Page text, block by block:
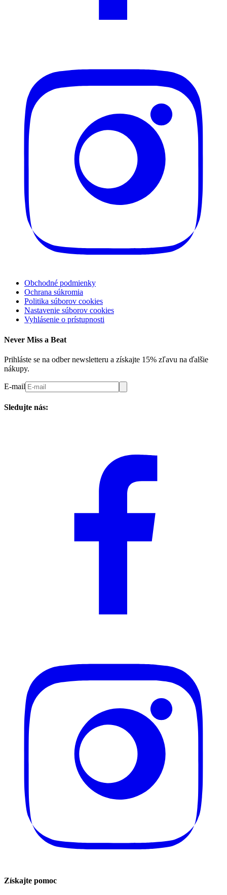
Obchodné podmienky
Ochrana súkromia
Politika súborov cookies
Nastavenie súborov cookies
Vyhlásenie o prístupnosti
Never Miss a Beat
Prihláste se na odber newsletteru a získajte 15% zľavu na ďalšie
nákupy.
E-mail
Sledujte nás:
Získajte pomoc